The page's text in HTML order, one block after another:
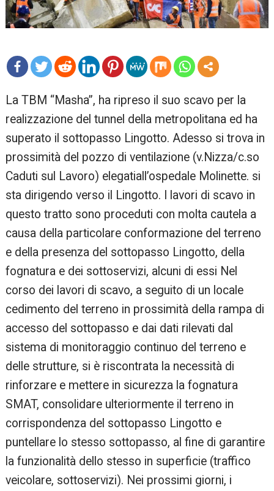
re
La TBM “Masha”, ha ripreso il suo scavo per la
realizzazione del tunnel della metropolitana ed ha
superato il sottopasso Lingotto. Adesso si trova in
prossimità del pozzo di ventilazione (v.Nizza/c.so
Caduti sul Lavoro) elegatiall’ospedale Molinette. si
sta dirigendo verso il Lingotto. I lavori di scavo in
questo tratto sono proceduti con molta cautela a
causa della particolare conformazione del terreno
e della presenza del sottopasso Lingotto, della
fognatura e dei sottoservizi, alcuni di essi Nel
corso dei lavori di scavo, a seguito di un locale
cedimento del terreno in prossimità della rampa di
accesso del sottopasso e dai dati rilevati dal
sistema di monitoraggio continuo del terreno e
delle strutture, si è riscontrata la necessità di
rinforzare e mettere in sicurezza la fognatura
SMAT, consolidare ulteriormente il terreno in
corrispondenza del sottopasso Lingotto e
puntellare lo stesso sottopasso, al fine di garantire
la funzionalità dello stesso in superficie (traffico
veicolare, sottoservizi). Nei prossimi giorni, i